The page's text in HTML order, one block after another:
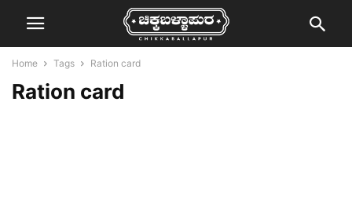
Home Tags Ration card
Ration card